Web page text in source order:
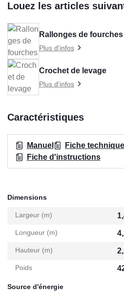
Louez les articles
Rallonges de fourches
Plus d'infos
Crochet de levage
Plus d'infos
Caractéristiques
Manuel
Fiche technique
Fiche d'instructions
Dimensions
Largeur (m)
Longueur (m)
Hauteur (m)
Poids
Source d'énergie